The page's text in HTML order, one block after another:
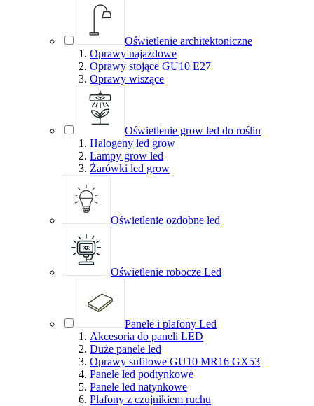
Oświetlenie architektoniczne
Oprawy najazdowe
Oprawy stojące GU10 E27
Oprawy wiszące
Oświetlenie grow led do roślin
Halogeny led grow
Lampy grow led
Żarówki led grow
Oświetlenie ozdobne led
Oświetlenie robocze Led
Panele i plafony Led
Akcesoria do paneli LED
Duże panele led
Oprawy sufitowe GU10 MR16 GX53
Panele led podtynkowe
Panele led natynkowe
Plafony z czujnikiem ruchu